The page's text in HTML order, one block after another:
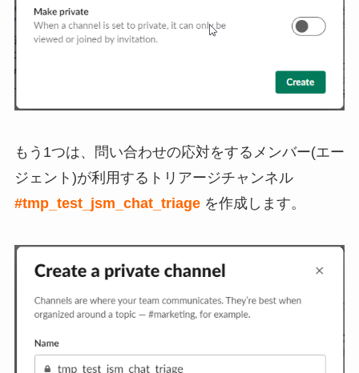
もう1つは、問い合わせの応対をするメンバー(エー
ジェント)が利用するトリアージチャンネル
#tmp_test_jsm_chat_triageを作成します。